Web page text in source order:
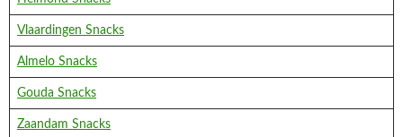
Vlaardingen Snacks
Almelo Snacks
Gouda Snacks
Zaandam Snacks